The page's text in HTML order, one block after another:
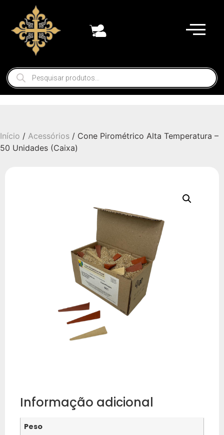
Início / Acessórios / Cone Pirométrico Alta Temperatura –
50 Unidades (Caixa)
Informação adicional
Peso